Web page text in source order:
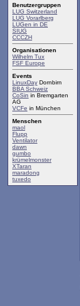
Benutzergruppen
LUG Switzerland
LUG Vorarlberg
LUGen in DE
SIUG
CCCZH
Organisationen
Wilhelm Tux
FSF Europe
Events
LinuxDay Dornbirn
BBA Schweiz
CoSin in Bremgarten
AG
VCFe in München
Menschen
maol
Flupp
Ventilator
dawn
gumbo
krümelmonster
XTaran
maradong
tuxedo